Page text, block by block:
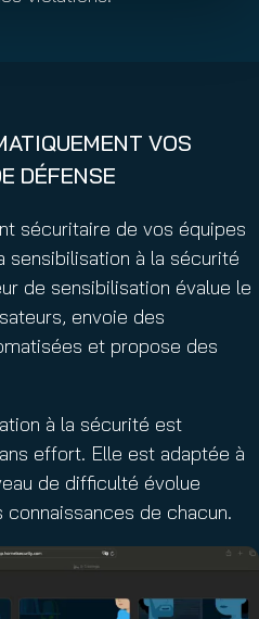
VOS
DÉFENSE
sécuritaire de vos équipes
sensibilisation à la sécurité
de sensibilisation évalue le
envoie des
et propose des
à la sécurité est
effort. Elle est adaptée à
de difficulté évolue
de chacun.